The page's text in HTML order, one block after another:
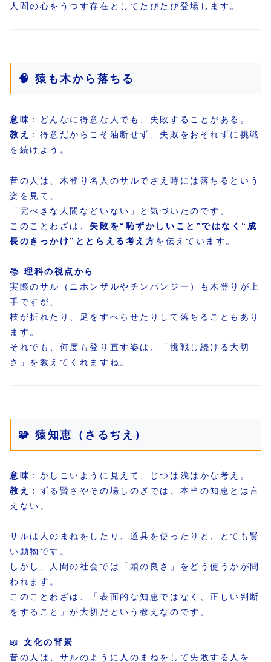
人間の心をうつす存在としてたびたび登場します。
🧠 猿も木から落ちる
意味 ：どんなに得意な人でも、失敗することがある。
教え
：得意だからこそ油断せず、失敗をおそれずに挑戦
を続けよう。
昔の人は、木登り名人のサルでさえ時には落ちるという
姿を見て、
「完ぺきな人間などいない」と気づいたのです。
このことわざは、 失敗を“恥ずかしいこと”ではなく“成
長のきっかけ”ととらえる考え方を伝えています。
📚理科の視点から
実際のサル（ニホンザルやチンパンジー）も木登りが上
手ですが、
枝が折れたり、足をすべらせたりして落ちることもあり
ます。
それでも、何度も登り直す姿は、「挑戦し続ける大切
さ」を教えてくれますね。
🧩 猿知恵（さるぢえ）
意味 ：かしこいように見えて、じつは浅はかな考え。
教え
：ずる賢さやその場しのぎでは、本当の知恵とは言
えない。
サルは人のまねをしたり、道具を使ったりと、とても賢
い動物です。
しかし、人間の社会では「頭の良さ」をどう使うかが問
われます。
このことわざは、「表面的な知恵ではなく、正しい判断
をすること」が大切だという教えなのです。
📖文化の背景
昔の人は、サルのように人のまねをして失敗する人を